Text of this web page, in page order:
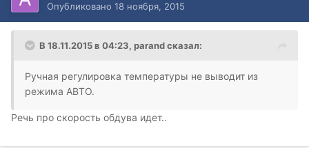
Опубликовано 18 ноября, 2015
В 18.11.2015 в 04:23, parand сказал:
Ручная регулировка температуры не выводит из
режима АВТО.
Речь про скорость обдува идет..